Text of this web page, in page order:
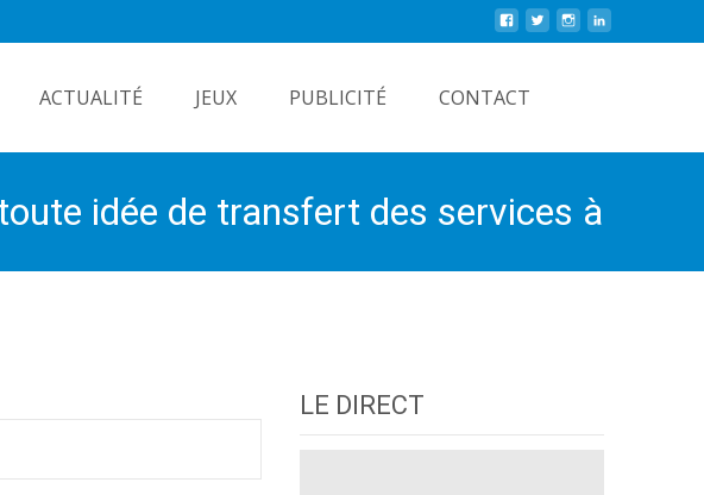
ACTUALITÉ JEUX PUBLICITÉ CONTACT
idée de transfert des services à
LE DIRECT